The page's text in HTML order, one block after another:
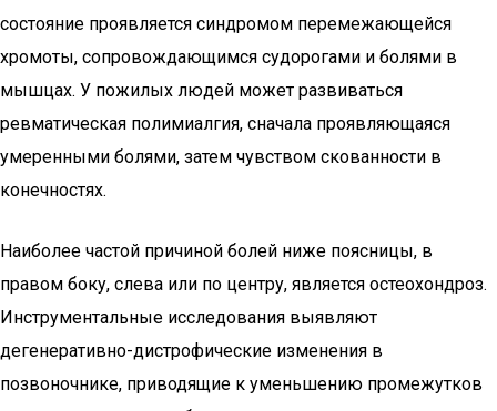
состояние проявляется синдромом перемежающейся
хромоты, сопровождающимся судорогами и болями в
мышцах. У пожилых людей может развиваться
ревматическая полимиалгия, сначала проявляющаяся
умеренными болями, затем чувством скованности в
конечностях.
Наиболее частой причиной болей ниже поясницы, в
правом боку, слева или по центру, является остеохондроз.
Инструментальные исследования выявляют
дегенеративно-дистрофические изменения в
позвоночнике, приводящие к уменьшению промежутков